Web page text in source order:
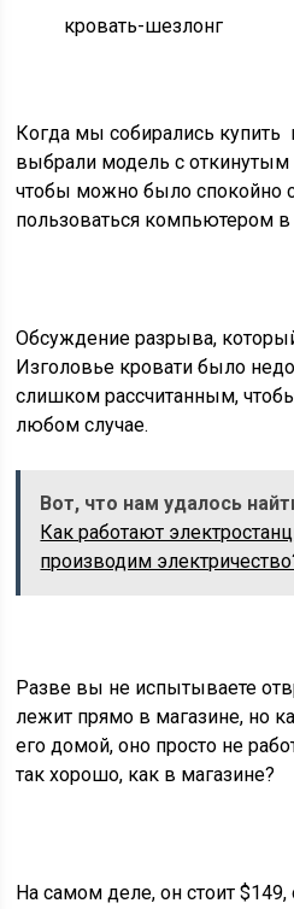
кровать-шезлонг
Когда мы собирались купить
выбрали модель с откинутым
чтобы можно было спокойно
пользоваться компьютером в
Обсуждение разрыва,
Изголовье кровати было
слишком рассчитанным,
любом случае.
Вот, что нам удалось
Как работают
производим
Разве вы не испытываете
лежит прямо в магазине, но
его домой, оно просто не
так хорошо, как в магазине?
На самом деле, он стоит